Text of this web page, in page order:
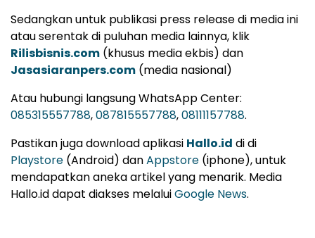
Sedangkan untuk publikasi press release di media ini
atau serentak di puluhan media lainnya, klik
Rilisbisnis.com (khusus media ekbis) dan
Jasasiaranpers.com (media nasional)
Atau hubungi langsung WhatsApp Center:
085315557788,087815557788,08111157788.
Pastikan juga download aplikasi Hallo.id di di
Playstore (Android) danAppstore (iphone), untuk
mendapatkan aneka artikel yang menarik. Media
Hallo.id dapat diakses melaluiGoogle News.